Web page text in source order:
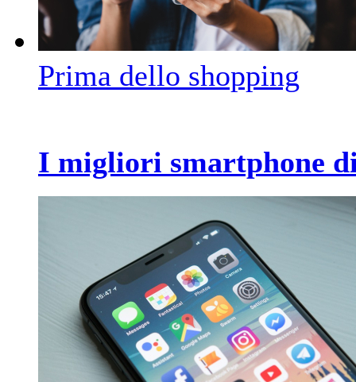
Prima dello shopping
I migliori smartphone